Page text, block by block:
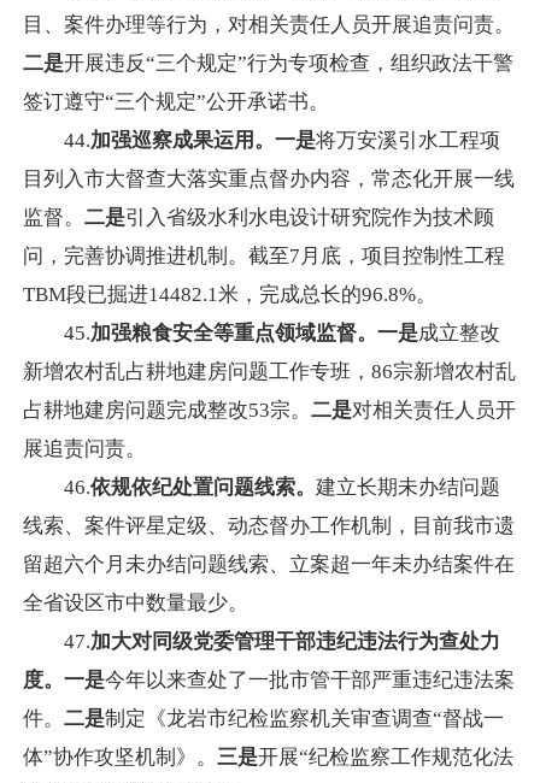
目、案件办理等行为，对相关责任人员开展追责问责。
二是开展违反“三个规定”行为专项检查，组织政法干警
签订遵守“三个规定”公开承诺书。
44.加强巡察成果运用。一是将万安溪引水工程项
目列入市大督查大落实重点督办内容，常态化开展一线
监督。 二是引入省级水利水电设计研究院作为技术顾
问，完善协调推进机制。截至7月底，项目控制性工程
TBM段已掘进14482.1米，完成总长的96.8%。
45.加强粮食安全等重点领域监督。一是成立整改
新增农村乱占耕地建房问题工作专班，86宗新增农村乱
占耕地建房问题完成整改53宗。 二是对相关责任人员开
展追责问责。
46.依规依纪处置问题线索。 建立长期未办结问题
线索、案件评星定级、动态督办工作机制，目前我市遗
留超六个月未办结问题线索、立案超一年未办结案件在
全省设区市中数量最少。
47.加大对同级党委管理干部违纪违法行为查处力
度。一是今年以来查处了一批市管干部严重违纪违法案
件。 二是制定《龙岩市纪检监察机关审查调查“督战一
体”协作攻坚机制》。 三是开展“纪检监察工作规范化法